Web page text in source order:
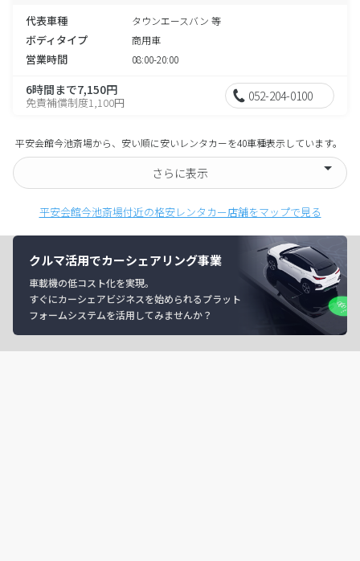
代表車種 タウンエースバン 等
ボディタイプ 商用車
営業時間 08:00-20:00
6時間まで7,150円
免責補償制度1,100円 052-204-0100
平安会館今池斎場から、安い順に安いレンタカーを40車種表示しています。
さらに表示
平安会館今池斎場付近の格安レンタカー店舗をマップで見る
クルマ活用でカーシェアリング事業
車載機の低コスト化を実現。
すぐにカーシェアビジネスを始められるプラット
フォームシステムを活用してみませんか？